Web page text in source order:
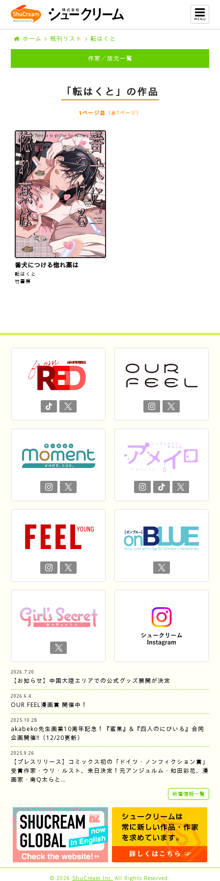
ホーム 既刊リスト 転はくと
作家／版元一覧
「転はくと」の作品
1ページ目 （全1ページ）
番犬につける惚れ薬は
転はくと
竹書房
2026.7.20
【お知らせ】中国大陸エリアでの公式グッズ展開が決定
2026.6.4
OUR FEEL漫画賞 開催中！
2025.10.28
akabeko先生画業10周年記念！『蜜果』&『四人のにびいろ』合同
企画開催‼︎（12/20更新）
2025.9.26
【プレスリリース】コミックス初の「ドイツ・ノンフィクション賞」
受賞作家・ウリ・ルスト、来日決定！元アンジュルム・和田彩花、漫
画家・南Q太らと…
新着情報一覧
© 2026 ShuCream Inc. All Rights Reserved.